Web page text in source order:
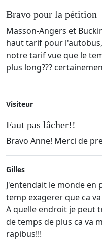
Bravo pour la pétition
Masson-Angers et
haut tarif pour
notre tarif vue que le
plus long???
Visiteur
Faut pas lâcher!!
Bravo Anne! Merci de
Gilles
J'entendait le monde en
temp exagerer que ca
A quelle endroit je peut
de temps de plus ca va
rapibus!!!